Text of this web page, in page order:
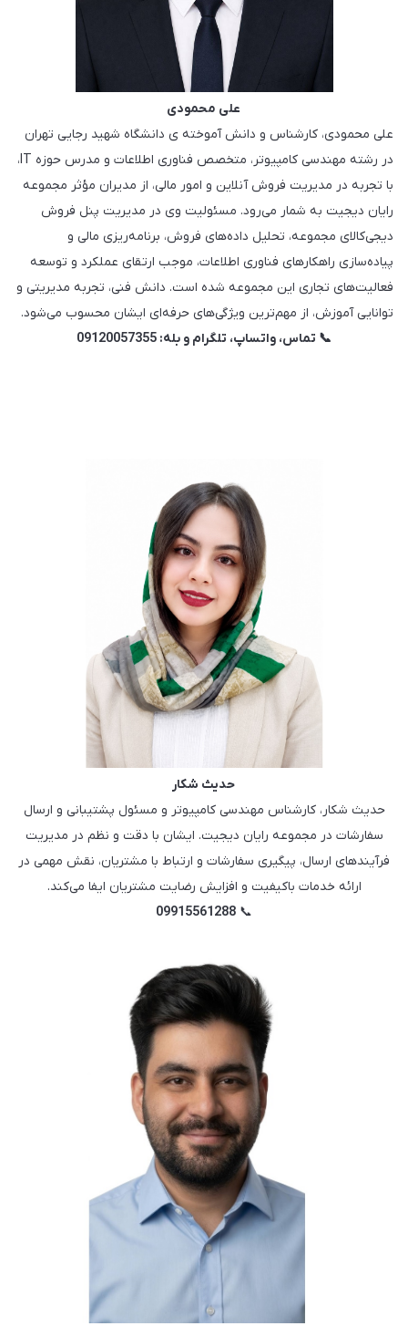
علی محمودی
علی محمودی، کارشناس و دانش آموخته ی دانشگاه شهید رجایی تهران
در رشته مهندسی کامپیوتر، متخصص فناوری اطلاعات و مدرس حوزه IT،
با تجربه در مدیریت فروش آنلاین و امور مالی، از مدیران مؤثر مجموعه
رایان دیجیت به شمار می‌رود. مسئولیت وی در مدیریت پنل فروش
دیجی‌کالای مجموعه، تحلیل داده‌های فروش، برنامه‌ریزی مالی و
پیاده‌سازی راهکارهای فناوری اطلاعات، موجب ارتقای عملکرد و توسعه
فعالیت‌های تجاری این مجموعه شده است. دانش فنی، تجربه مدیریتی و
توانایی آموزش، از مهم‌ترین ویژگی‌های حرفه‌ای ایشان محسوب می‌شود.
📞 تماس، واتساپ، تلگرام و بله: 09120057355
حدیث شکار
حدیث شکار، کارشناس مهندسی کامپیوتر و مسئول پشتیبانی و ارسال
سفارشات در مجموعه رایان دیجیت. ایشان با دقت و نظم در مدیریت
فرآیندهای ارسال، پیگیری سفارشات و ارتباط با مشتریان، نقش مهمی در
ارائه خدمات باکیفیت و افزایش رضایت مشتریان ایفا می‌کند.
📞
09915561288